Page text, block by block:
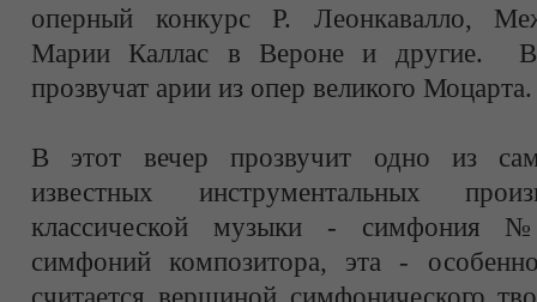
оперный конкурс Р. Леонкавалло,
Марии Каллас в Вероне и другие. В
прозвучат арии из опер великого Моцарта.
В этот вечер прозвучит одно из
известных инструментальных
классической музыки - симфония
симфоний композитора, эта -